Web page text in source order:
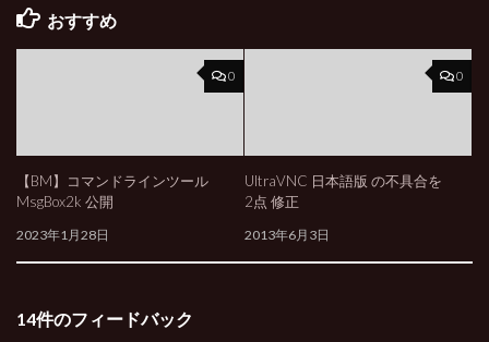
おすすめ
0
【BM】コマンドラインツール
MsgBox2k 公開
2023年1月28日
0
UltraVNC 日本語版 の不具合を
2点 修正
2013年6月3日
14件のフィードバック